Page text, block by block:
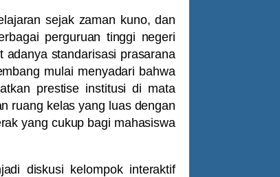
sejak zaman kuno, dan
perguruan tinggi negeri
adanya standarisasi prasarana
mulai menyadari bahwa
prestise institusi di mata
ruang kelas yang luas dengan
yang cukup bagi mahasiswa
diskusi kelompok interaktif